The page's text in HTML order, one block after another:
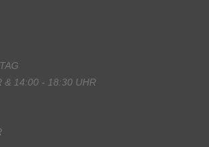
& 14:00 - 18:30 UHR